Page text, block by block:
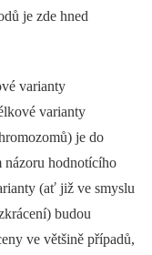
je zde hned
varianty
varianty
je do
názoru hodnotícího
(ať již ve smyslu
budou
ve většině případů,